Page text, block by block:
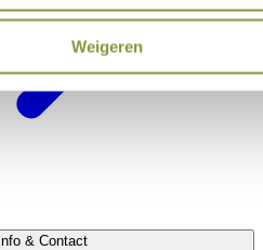
Weigeren
Info & Contact